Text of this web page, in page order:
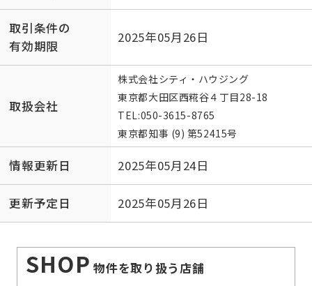
取引条件の
有効期限
2025年05月26日
取扱会社
株式会社シティ・ハウジング
東京都大田区西糀谷４丁目28-18
TEL:050-3615-8765
東京都知事 (9) 第52415号
情報更新日 2025年05月24日
更新予定日 2025年05月26日
SHOP 物件を取り扱う店舗